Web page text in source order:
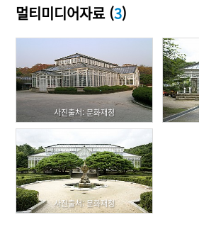
멀티미디어자료 (3)
사진출처: 문화재청
사진출처: 문화재청